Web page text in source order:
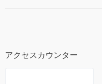
アクセスカウンター